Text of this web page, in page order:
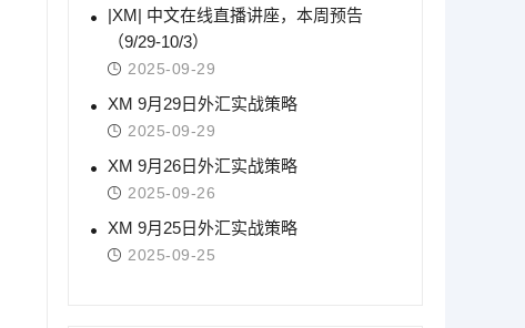
|XM| 中文在线直播讲座，本周预告
（9/29-10/3）
2025-09-29
XM 9月29日外汇实战策略
2025-09-29
XM 9月26日外汇实战策略
2025-09-26
XM 9月25日外汇实战策略
2025-09-25